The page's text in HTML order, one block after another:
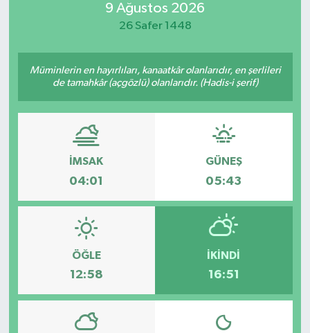
9 Ağustos 2026
26 Safer 1448
Müminlerin en hayırlıları, kanaatkâr olanlarıdır, en şerlileri
de tamahkâr (açgözlü) olanlarıdır. (Hadis-i şerif)
İMSAK
04:01
GÜNEŞ
05:43
ÖĞLE
12:58
İKINDI
16:51